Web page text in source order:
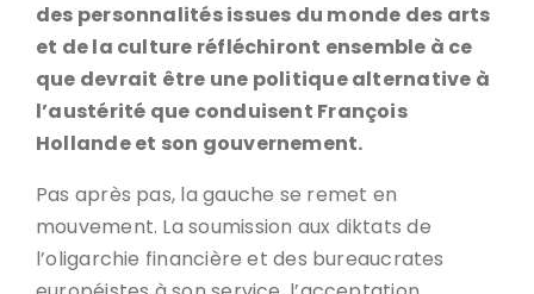
des personnalités issues du monde des arts
et de la culture réfléchiront ensemble à ce
que devrait être une politique alternative à
l’austérité que conduisent François
Hollande et son gouvernement.
Pas après pas, la gauche se remet en
mouvement. La soumission aux diktats de
l’oligarchie financière et des bureaucrates